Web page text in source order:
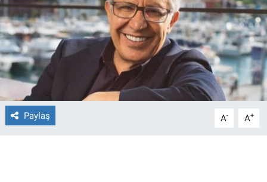
Paylaş A- A+
Eğitim
Eğlence
Ekonomi
Forum